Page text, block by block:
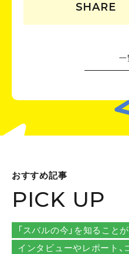
SHARE
一
おすすめ記事
PICK UP
「スバルの今」を知ることが
インタビューやレポート、